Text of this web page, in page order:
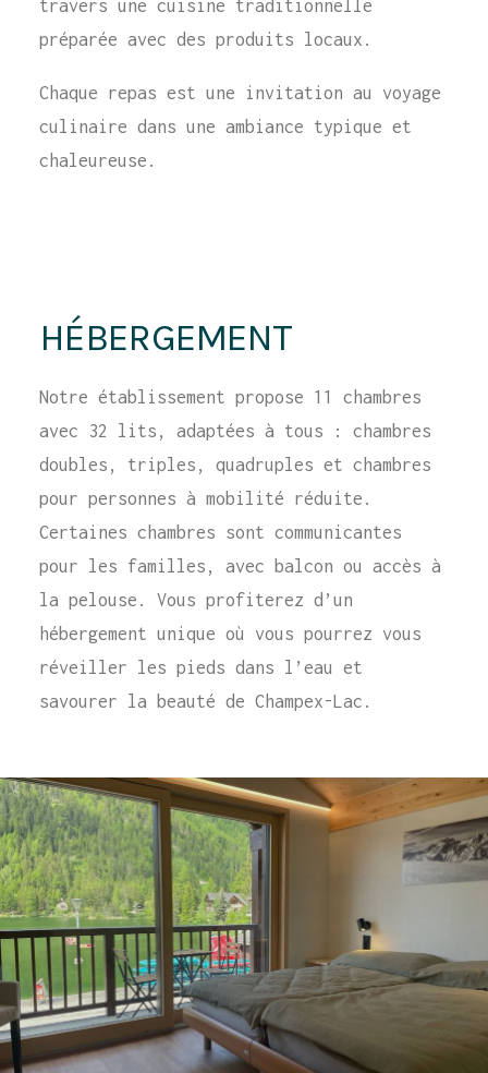
travers une cuisine traditionnelle
préparée avec des produits locaux.
Chaque repas est une invitation au voyage
culinaire dans une ambiance typique et
chaleureuse.
HÉBERGEMENT
Notre établissement propose 11 chambres
avec 32 lits, adaptées à tous : chambres
doubles, triples, quadruples et chambres
pour personnes à mobilité réduite.
Certaines chambres sont communicantes
pour les familles, avec balcon ou accès à
la pelouse. Vous profiterez d’un
hébergement unique où vous pourrez vous
réveiller les pieds dans l’eau et
savourer la beauté de Champex-Lac.